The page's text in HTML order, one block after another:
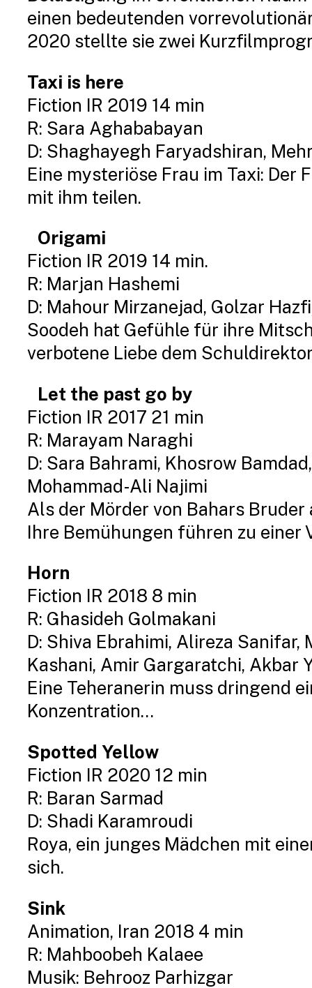
einen bedeutenden
2020 stellte sie zwei
Taxi is here
Fiction IR 2019 14 min
R: Sara Aghababayan
D: Shaghayegh Faryadshiran,
Eine mysteriöse Frau im Taxi: Der
mit ihm teilen.
Origami
Fiction IR 2019 14 min.
R: Marjan Hashemi
D: Mahour Mirzanejad, Golzar
Soodeh hat Gefühle für ihre
verbotene Liebe dem
Let the past go by
Fiction IR 2017 21 min
R: Marayam Naraghi
D: Sara Bahrami, Khosrow
Mohammad-Ali Najimi
Als der Mörder von Bahars
Ihre Bemühungen führen zu einer
Horn
Fiction IR 2018 8 min
R: Ghasideh Golmakani
D: Shiva Ebrahimi, Alireza
Kashani, Amir Gargaratchi, Akbar
Eine Teheranerin muss dringend
Konzentration…
Spotted Yellow
Fiction IR 2020 12 min
R: Baran Sarmad
D: Shadi Karamroudi
Roya, ein junges Mädchen mit
sich.
Sink
Animation, Iran 2018 4 min
R: Mahboobeh Kalaee
Musik: Behrooz Parhizgar